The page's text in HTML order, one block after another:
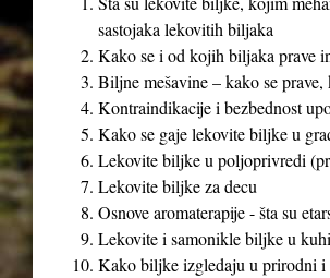
sastojaka lekovitih biljaka
Kako se i od kojih biljaka prave
Biljne mešavine – kako se
Kontraindikacije i bezbednost
Kako se gaje lekovite biljke u
Lekovite biljke u poljoprivredi
Lekovite biljke za decu
Osnove aromaterapije - šta su
Lekovite i samonikle biljke u
Kako biljke izgledaju u prirodni i